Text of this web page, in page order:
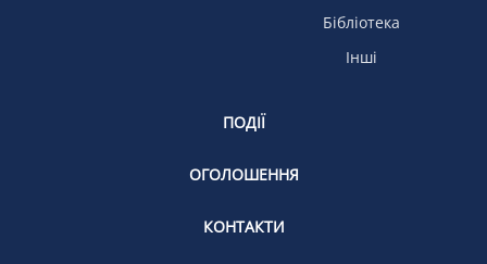
Бібліотека
Інші
ПОДІЇ
ОГОЛОШЕННЯ
КОНТАКТИ